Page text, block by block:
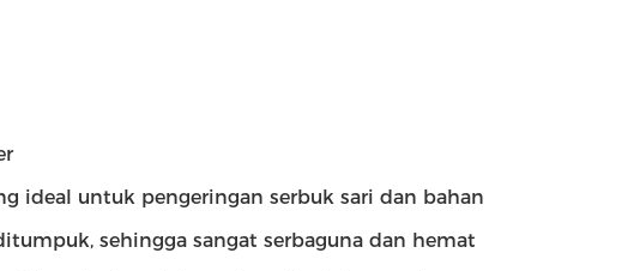
ideal untuk pengeringan serbuk sari dan bahan
sehingga sangat serbaguna dan hemat